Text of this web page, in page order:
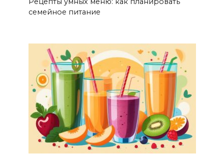
семейное питание